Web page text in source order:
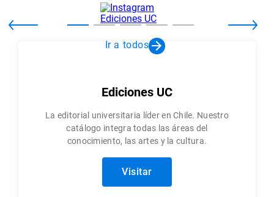
Ir a todos
Ediciones UC
La editorial universitaria líder en Chile. Nuestro
catálogo integra todas las áreas del
conocimiento, las artes y la cultura.
Visitar